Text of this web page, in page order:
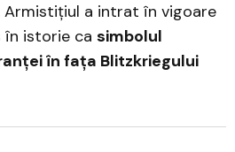
a intrat în vigoare
în istorie ca simbolul
în fața Blitzkriegului